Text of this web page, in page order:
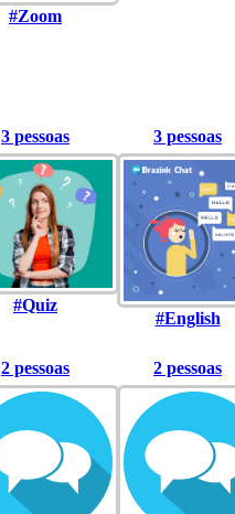
#Zoom
3 pessoas
#Quiz
3 pessoas
#English
2 pessoas 2 pessoas